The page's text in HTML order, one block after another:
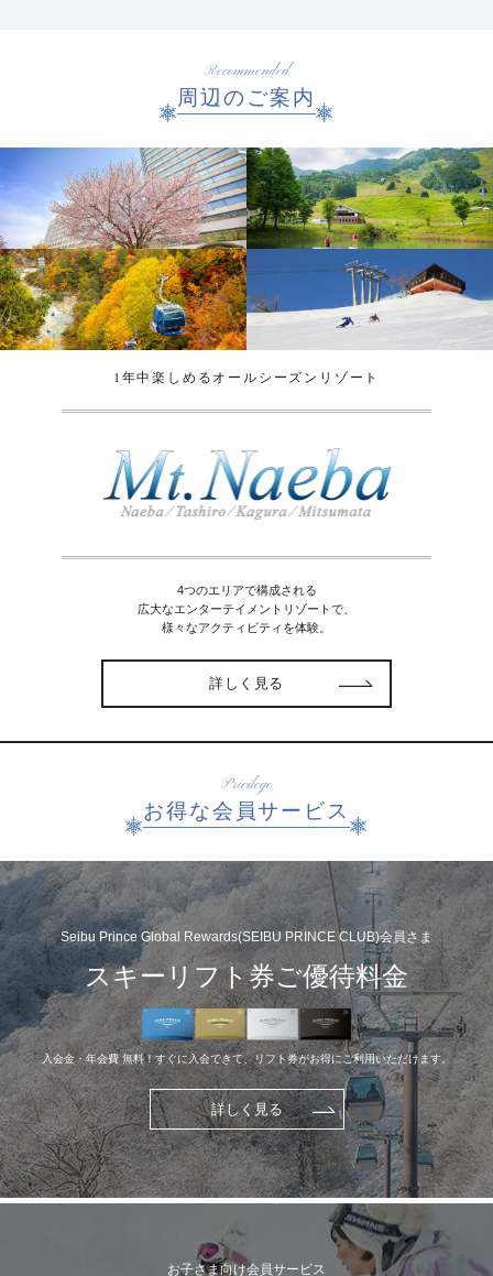
Recommended
周辺のご案内
1年中楽しめるオールシーズンリゾート
4つのエリアで構成される
広大なエンターテイメントリゾートで、
様々なアクティビティを体験。
詳しく見る
Privilege
お得な会員サービス
Seibu Prince Global Rewards(SEIBU PRINCE CLUB)会員さま
スキーリフト券ご優待料金
入会金・年会費 無料！すぐに入会できて、リフト券がお得にご利用いただけます。
詳しく見る
お子さま向け会員サービス